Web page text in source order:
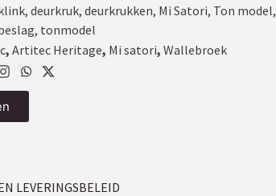
, deurkruk, deurkrukken, Mi Satori, Ton model,
, tonmodel
, Artitec Heritage, Mi satori, Wallebroek
LEVERINGSBELEID